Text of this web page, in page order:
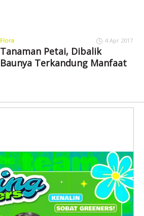
Flora 4 Apr 2017
Tanaman Petai, Dibalik
Baunya Terkandung Manfaat